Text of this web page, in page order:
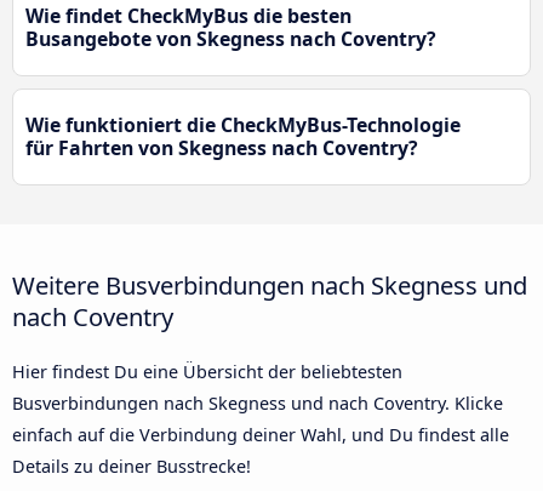
Wie findet CheckMyBus die besten
Busangebote von Skegness nach Coventry?
Wie funktioniert die CheckMyBus-Technologie
für Fahrten von Skegness nach Coventry?
Weitere Busverbindungen nach Skegness und
nach Coventry
Hier findest Du eine Übersicht der beliebtesten
Busverbindungen nach Skegness und nach Coventry. Klicke
einfach auf die Verbindung deiner Wahl, und Du findest alle
Details zu deiner Busstrecke!